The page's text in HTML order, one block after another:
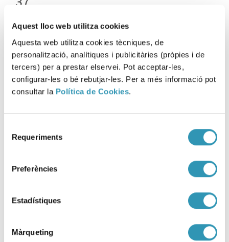
Aquest lloc web utilitza cookies
Aquesta web utilitza cookies tècniques, de
personalització, analítiques i publicitàries (pròpies i de
tercers) per a prestar elservei. Pot acceptar-les,
configurar-les o bé rebutjar-les. Per a més informació pot
consultar la Política de Cookies.
Requeriments
Preferències
Estadístiques
Màrqueting
ENTORNS